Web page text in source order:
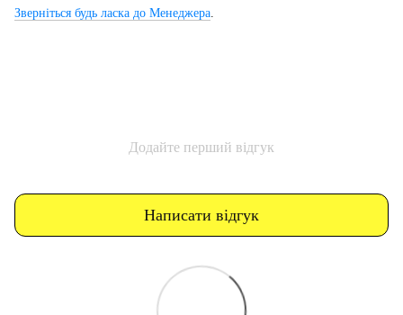
Зверніться будь ласка до Менеджера.
Додайте перший відгук
Написати відгук